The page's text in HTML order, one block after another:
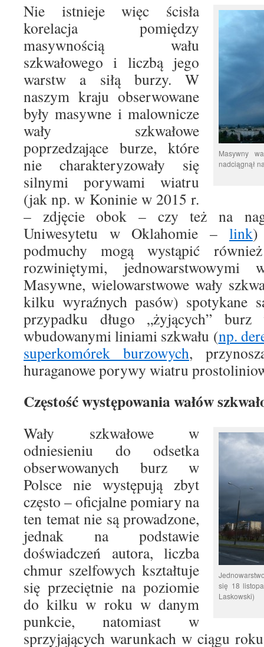
Masywny
nadciągnął
Nie istnieje więc ścisła
korelacja pomiędzy
masywnością wału
szkwałowego i liczbą jego
warstw a siłą burzy. W
naszym kraju obserwowane
były masywne i malownicze
wały szkwałowe
poprzedzające burze, które
nie charakteryzowały się
silnymi porywami wiatru
(jak np. w Koninie w 2015 r.
– zdjęcie obok – czy też na
Uniwesytetu w Oklahomie – link)
podmuchy mogą wystąpić
rozwiniętymi, jednowarstwowymi
Masywne, wielowarstwowe wały
kilku wyraźnych pasów) spotykane
przypadku długo „żyjących” burz
wbudowanymi liniami szkwału (np.
superkomórek burzowych,
huraganowe porywy wiatru
Częstość występowania wałów
się 18
Laskowski)
Wały szkwałowe w
odniesieniu do odsetka
obserwowanych burz w
Polsce nie występują zbyt
często – oficjalne pomiary na
ten temat nie są prowadzone,
jednak na podstawie
doświadczeń autora, liczba
chmur szelfowych kształtuje
się przeciętnie na poziomie
do kilku w roku w danym
punkcie, natomiast w
sprzyjających warunkach w ciągu